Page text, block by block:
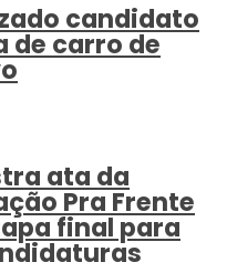
candidato
de carro de
ata da
Pra Frente
final para